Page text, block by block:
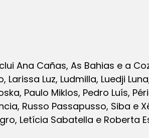
Ana Cañas, As Bahias e a
Luz, Ludmilla, Luedji
Paulo Miklos, Pedro Luís,
Russo Passapusso, Siba e
Letícia Sabatella e Roberta